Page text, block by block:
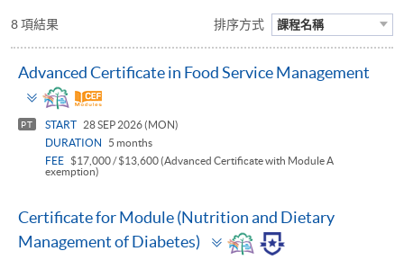
8 項結果 排序方式 課程名稱
Advanced Certificate in Food Service Management
Toggle
panel
PT START
28 SEP 2026 (MON)
DURATION
5 months
FEE $17,000 / $13,600 (Advanced Certificate with Module A
exemption)
Certificate for Module (Nutrition and Dietary
Management of Diabetes)
Toggle
panel